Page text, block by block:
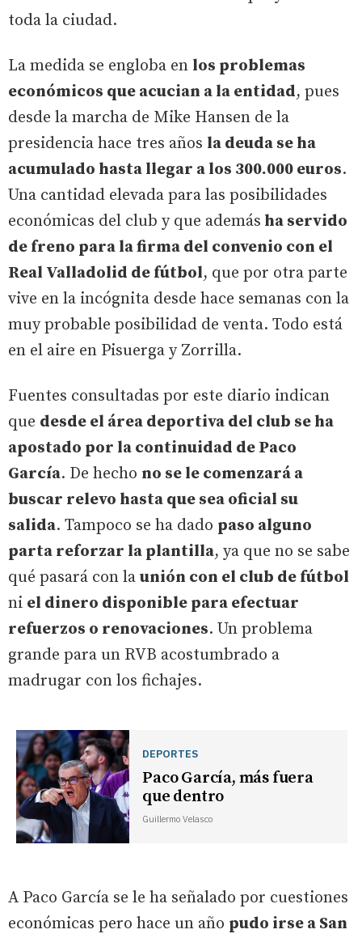
toda la ciudad.
La medida se engloba en los problemas
económicos que acucian a la entidad, pues
desde la marcha de Mike Hansen de la
presidencia hace tres años la deuda se ha
acumulado hasta llegar a los 300.000 euros.
Una cantidad elevada para las posibilidades
económicas del club y que además ha servido
de freno para la firma del convenio con el
Real Valladolid de fútbol, que por otra parte
vive en la incógnita desde hace semanas con la
muy probable posibilidad de venta. Todo está
en el aire en Pisuerga y Zorrilla.
Fuentes consultadas por este diario indican
que desde el área deportiva del club se ha
apostado por la continuidad de Paco
García. De hecho no se le comenzará a
buscar relevo hasta que sea oficial su
salida. Tampoco se ha dado paso alguno
parta reforzar la plantilla, ya que no se sabe
qué pasará con la unión con el club de fútbol
ni el dinero disponible para efectuar
refuerzos o renovaciones. Un problema
grande para un RVB acostumbrado a
madrugar con los fichajes.
DEPORTES
Paco García, más fuera
que dentro
Guillermo Velasco
A Paco García se le ha señalado por cuestiones
económicas pero hace un año pudo irse a San